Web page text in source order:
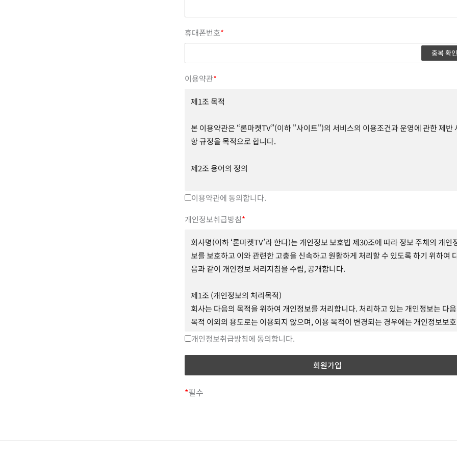
휴대폰번호*
중복 확인
이용약관*
제1조 목적
본 이용약관은 “론마켓TV”(이하 "사이트")의 서비스의 이용조건과 운영에 관한 제반
항 규정을 목적으로 합니다.
제2조 용어의 정의
본 약관에서 사용되는 주요한 용어의 정의는 다음과 같습니다.
① 회원 : 사이트의 약관에 동의하고 개인정보를 제공하여 회원등록을 한 자로서, 사이
② 이용계약 : 사이트 이용과 관련하여 사이트와 회원간에 체결 하는 계약을 말합니다.
③ 회원 아이디(이하 "ID") : 회원의 식별과 회원의 서비스 이용을 위하여 회원별로 부
하는 고유한 문자와 숫자의 조합을 말합니다.
여 회원이 선정한 문자와 숫자의 조합을 말합니다.
⑤ 운영자 : 서비스에 홈페이지를 개설하여 운영하는 운영자를 말합니다.
⑥ 해지 : 회원이 이용계약을 해약하는 것을 말합니다.
제3조 약관 외 준칙
중첩될 경우 운영정책이 우선 적용됩니다.
이용약관에 동의합니다.
개인정보취급방침*
회사명(이하 ‘론마켓TV’라 한다)는 개인정보 보호법 제30조에 따라 정보 주체의 개인
보를 보호하고 이와 관련한 고충을 신속하고 원활하게 처리할 수 있도록 하기 위하여
음과 같이 개인정보 처리지침을 수립, 공개합니다.
제1조 (개인정보의 처리목적)
회사는 다음의 목적을 위하여 개인정보를 처리합니다. 처리하고 있는 개인정보는 다
목적 이외의 용도로는 이용되지 않으며, 이용 목적이 변경되는 경우에는 개인정보보
제18조에 따라 별도의 동의를 받는 등 필요한 조치를 이행할 예정입니다.
회원 가입 의사 확인, 회원제 서비스 제공에 따른 본인 식별․인증, 회원자격 유지․관리,
제한적 본인확인제 시행에 따른 본인확인, 서비스 부정 이용 방지, 만 14세 미만 아동의
개인정보취급방침에 동의합니다.
*필수